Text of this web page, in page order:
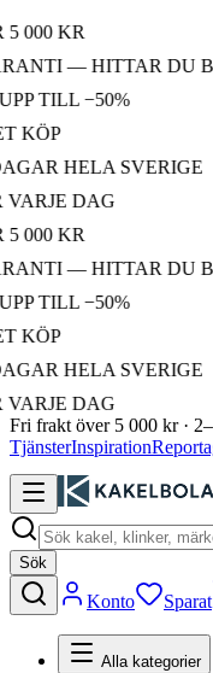
KR
— HITTAR DU
TILL −50%
HELA SVERIGE
DAG
KR
— HITTAR DU
TILL −50%
HELA SVERIGE
DAG
Fri frakt över 5 000 kr ·
TjänsterInspiration
Sök
Konto Sparat
Alla kategorier